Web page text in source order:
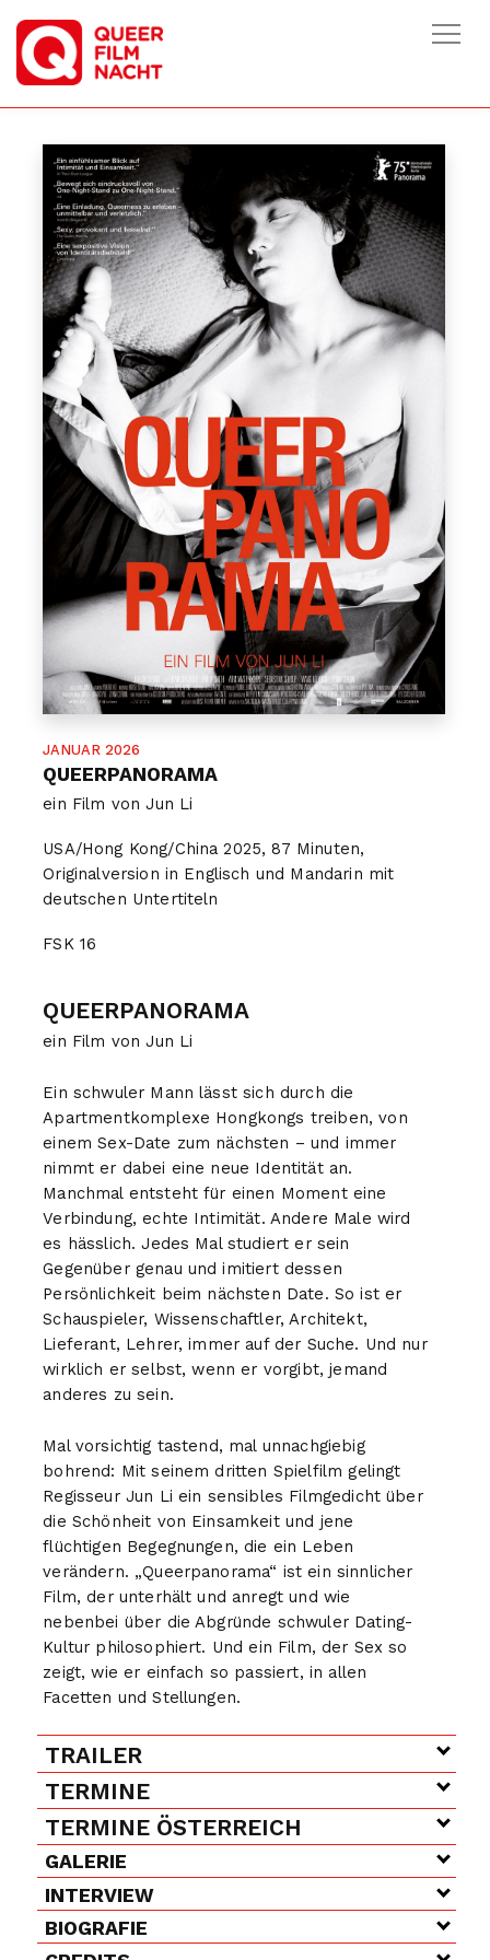
JANUAR 2026
QUEERPANORAMA
ein Film von Jun Li
USA/Hong Kong/China 2025, 87 Minuten,
Originalversion in Englisch und Mandarin mit
deutschen Untertiteln
FSK16
QUEERPANORAMA
ein Film von Jun Li
Ein schwuler Mann lässt sich durch die
Apartmentkomplexe Hongkongs treiben, von
einem Sex-Date zum nächsten – und immer
nimmt er dabei eine neue Identität an.
Manchmal entsteht für einen Moment eine
Verbindung, echte Intimität. Andere Male wird
es hässlich. Jedes Mal studiert er sein
Gegenüber genau und imitiert dessen
Persönlichkeit beim nächsten Date. So ist er
Schauspieler, Wissenschaftler, Architekt,
Lieferant, Lehrer, immer auf der Suche. Und nur
wirklich er selbst, wenn er vorgibt, jemand
anderes zu sein.
Mal vorsichtig tastend, mal unnachgiebig
bohrend: Mit seinem dritten Spielfilm gelingt
Regisseur Jun Li ein sensibles Filmgedicht über
die Schönheit von Einsamkeit und jene
flüchtigen Begegnungen, die ein Leben
verändern. „Queerpanorama“ ist ein sinnlicher
Film, der unterhält und anregt und wie
nebenbei über die Abgründe schwuler Dating-
Kultur philosophiert. Und ein Film, der Sex so
zeigt, wie er einfach so passiert, in allen
Facetten und Stellungen.
TRAILER
TERMINE
TERMINE ÖSTERREICH
GALERIE
INTERVIEW
BIOGRAFIE